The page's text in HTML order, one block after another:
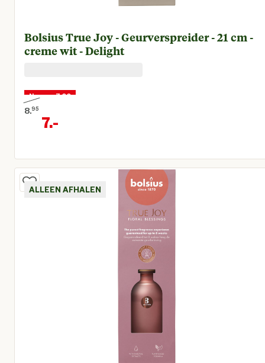
Bolsius True Joy - Geurverspreider - 21 cm -
creme wit - Delight
Nu voor 7,00
8. 95
Oorspronkelijke prijs € 8,95
7.-
Huidige prijs € 7,00
ALLEEN AFHALEN